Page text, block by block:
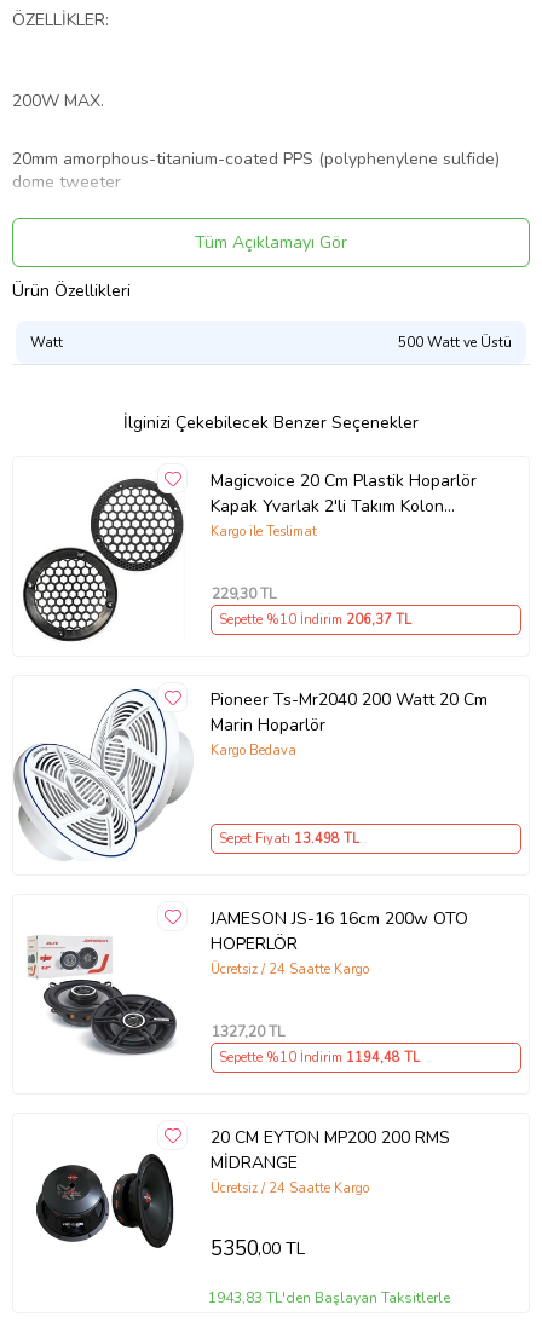
ÖZELLİKLER:
200W MAX.
20mm amorphous-titanium-coated PPS (polyphenylene sulfide)
dome tweeter
High-performance strontium magnet
Built-in LC network: attached at end of speaker cable
(KUTU İÇİNDE 2 ADET HOPARLÖR VARDIR).
Tüm Açıklamayı Gör
Ürün Özellikleri
Watt 500 Watt ve Üstü
İlginizi Çekebilecek Benzer Seçenekler
Magicvoice 20 Cm Plastik Hoparlör
Kapak Yvarlak 2'li Takım Kolon
Kapak
Kargo ile Teslimat
229,30 TL
Sepette %10 İndirim 206,37 TL
Pioneer Ts-Mr2040 200 Watt 20 Cm
Marin Hoparlör
Kargo Bedava
Sepet Fiyatı 13.498TL
JAMESON JS-16 16cm 200w OTO
HOPERLÖR
Ücretsiz / 24 Saatte Kargo
1327,20 TL
Sepette %10 İndirim 1194,48 TL
20 CM EYTON MP200 200 RMS
MİDRANGE
Ücretsiz / 24 Saatte Kargo
5350,00 TL
1943,83 TL'den Başlayan Taksitlerle